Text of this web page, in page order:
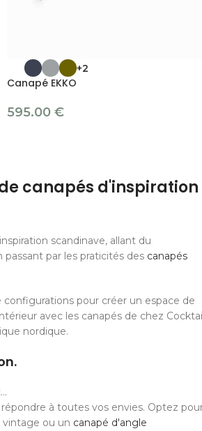
+2
Canapé EKKO
595.00 €
canapés d'inspiration
scandinave, allant du
passant par les praticités des canapés
pour créer un espace de
avec les canapés de chez
nordique.
à toutes vos envies. Optez
vintage ou un canapé d'angle